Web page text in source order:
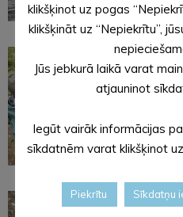
klikšķinot uz pogas
klikšķināt uz “Nepiekrītu”,
Jūs jebkurā laikā varat
atjauninot
Iegūt vairāk informācijas
sīkdatnēm varat klikšķinot
Piekrītu Sīkdatņu